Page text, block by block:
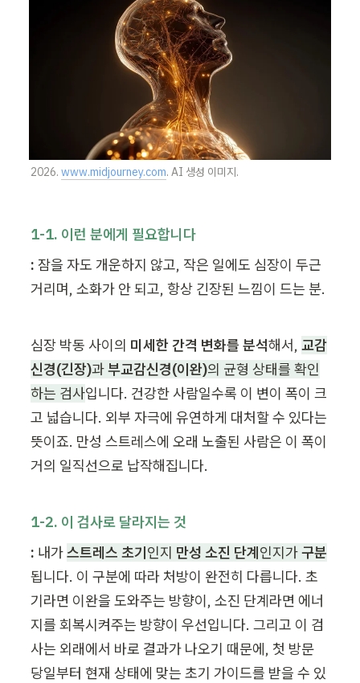
2026. www.midjourney.com. AI 생성 이미지.
1-1. 이런 분에게 필요합니다
: 잠을 자도 개운하지 않고, 작은 일에도 심장이 두근
거리며, 소화가 안 되고, 항상 긴장된 느낌이 드는 분.
심장 박동 사이의 미세한 간격 변화를 분석해서, 교감
신경(긴장)과 부교감신경(이완)의 균형 상태를 확인
하는 검사입니다. 건강한 사람일수록 이 변이 폭이 크
고 넓습니다. 외부 자극에 유연하게 대처할 수 있다는
뜻이죠. 만성 스트레스에 오래 노출된 사람은 이 폭이
거의 일직선으로 납작해집니다.
1-2. 이 검사로 달라지는 것
: 내가 스트레스 초기인지 만성 소진 단계인지가 구분
됩니다. 이 구분에 따라 처방이 완전히 다릅니다. 초
기라면 이완을 도와주는 방향이, 소진 단계라면 에너
지를 회복시켜주는 방향이 우선입니다. 그리고 이 검
사는 외래에서 바로 결과가 나오기 때문에, 첫 방문
당일부터 현재 상태에 맞는 초기 가이드를 받을 수 있